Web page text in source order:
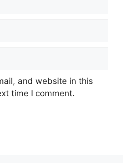
and website in this
time I comment.